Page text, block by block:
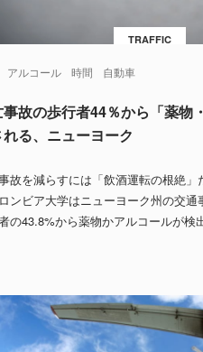
TRAFFIC
アルコール 時間 自動車
故の歩行者44％から「薬物
れる、ニューヨーク
故を減らすには「飲酒運転の根絶」
ンビア大学はニューヨーク州の交通
の43.8%から薬物かアルコールが検